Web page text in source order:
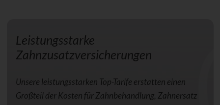
Leistungsstarke
Zahnzusatzversicherungen
Unsere leistungsstarken Top-Tarife erstatten einen
Großteil der Kosten für Zahnbehandlung, Zahnersatz